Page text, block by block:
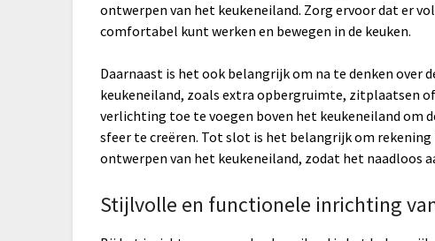
ontwerpen van het keukeneiland. Zorg ervoor dat er
comfortabel kunt werken en bewegen in de keuken.
Daarnaast is het ook belangrijk om na te denken over
keukeneiland, zoals extra opbergruimte, zitplaatsen
verlichting toe te voegen boven het keukeneiland om
sfeer te creëren. Tot slot is het belangrijk om
ontwerpen van het keukeneiland, zodat het naadloos
Stijlvolle en functionele inrichting